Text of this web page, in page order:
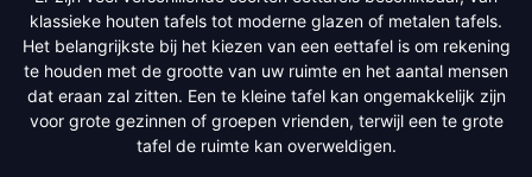
klassieke houten tafels tot moderne glazen of metalen tafels.
Het belangrijkste bij het kiezen van een eettafel is om rekening
te houden met de grootte van uw ruimte en het aantal mensen
dat eraan zal zitten. Een te kleine tafel kan ongemakkelijk zijn
voor grote gezinnen of groepen vrienden, terwijl een te grote
tafel de ruimte kan overweldigen.